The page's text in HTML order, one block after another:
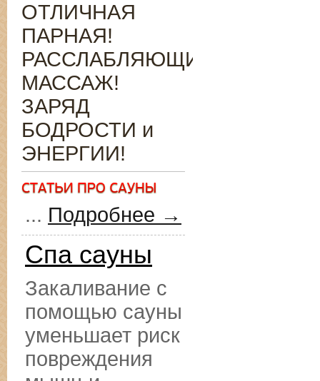
ОТЛИЧНАЯ
ПАРНАЯ!
РАССЛАБЛЯЮЩИЙ
МАССАЖ!
ЗАРЯД
БОДРОСТИ и
ЭНЕРГИИ!
... Подробнее →
Спа сауны
Закаливание с
помощью сауны
уменьшает риск
повреждения